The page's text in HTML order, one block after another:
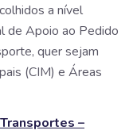
a nível
de Apoio ao Pedido
quer sejam
(CIM) e Áreas
–